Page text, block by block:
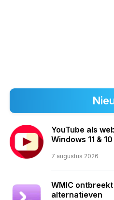
YouTube als
Windows 11 & 10
7 augustus 2026
WMIC ontbreekt
alternatieven